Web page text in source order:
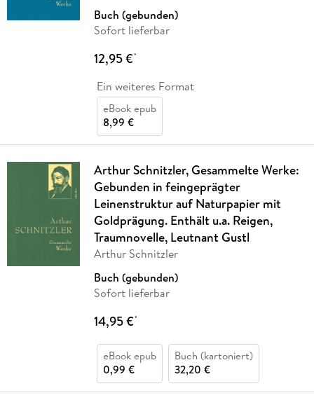
Buch (gebunden)
Sofort lieferbar
12,95 €*
Ein weiteres Format
eBook epub
8,99 €
Arthur Schnitzler, Gesammelte Werke:
Gebunden in feingeprägter
Leinenstruktur auf Naturpapier mit
Goldprägung. Enthält u.a. Reigen,
Traumnovelle, Leutnant Gustl
Arthur Schnitzler
Buch (gebunden)
Sofort lieferbar
14,95 €*
eBook epub
0,99 €
Buch (kartoniert)
32,20 €